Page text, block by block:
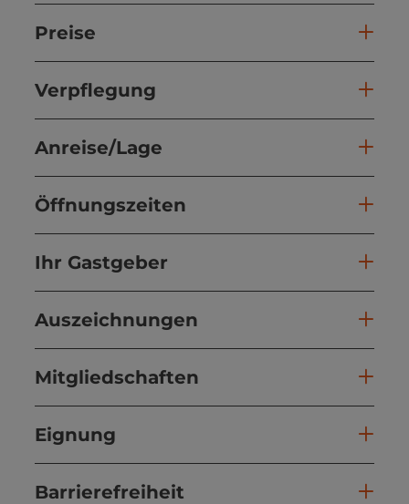
Preise
Verpflegung
Anreise/Lage
Öffnungszeiten
Ihr Gastgeber
Auszeichnungen
Mitgliedschaften
Eignung
Barrierefreiheit